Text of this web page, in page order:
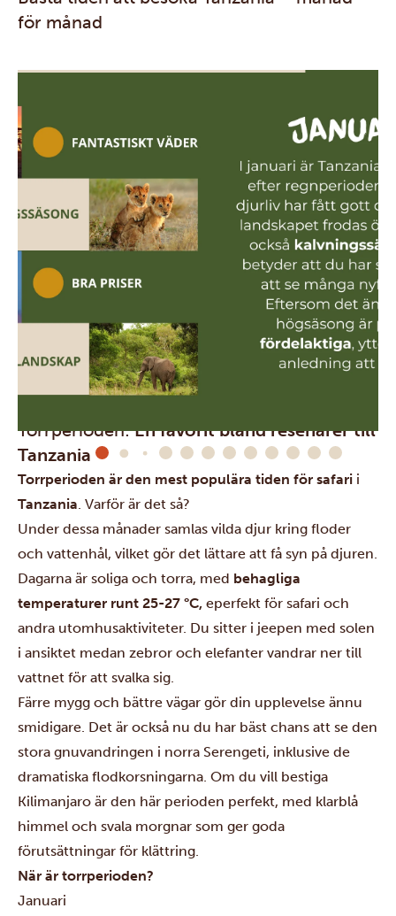
för månad
När ska man besöka Tanzania? Höjdpunkter månad för
månad. Höjdpunkterna är baserade på klimat, djurliv,
Torrperioden:En favorit bland resenärer till
Tanzania
Torrperioden är den mest populära tiden för safari i
Tanzania. Varför är det så?
Under dessa månader samlas vilda djur kring floder
och vattenhål, vilket gör det lättare att få syn på djuren.
Dagarna är soliga och torra, med behagliga
temperaturer runt 25-27 °C, eperfekt för safari och
andra utomhusaktiviteter. Du sitter i jeepen med solen
i ansiktet medan zebror och elefanter vandrar ner till
vattnet för att svalka sig.
Färre mygg och bättre vägar gör din upplevelse ännu
smidigare. Det är också nu du har bäst chans att se den
stora gnuvandringen i norra Serengeti, inklusive de
dramatiska flodkorsningarna. Om du vill bestiga
Kilimanjaro är den här perioden perfekt, med klarblå
himmel och svala morgnar som ger goda
förutsättningar för klättring.
När är torrperioden?
Januari